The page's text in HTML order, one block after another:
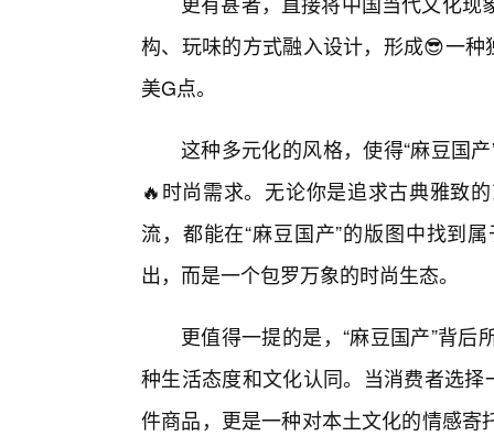
构、玩味的方式融入设计，形成😎一
美G点。
这种多元化的风格，使得“麻豆国
🔥时尚需求。无论你是追求古典雅致
流，都能在“麻豆国产”的版图中找到
出，而是一个包罗万象的时尚生态。
更值得一提的是，“麻豆国产”背
种生活态度和文化认同。当消费者选
件商品，更是一种对本土文化的情感